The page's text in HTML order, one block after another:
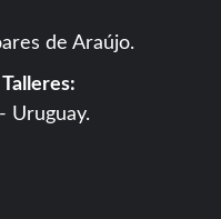
de Araújo.
Uruguay.